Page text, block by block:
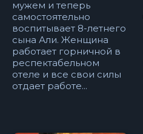
мужем и теперь
самостоятельно
воспитывает 8-летнего
сына Али. Женщина
работает горничной в
респектабельном
отеле и все свои силы
отдает работе...